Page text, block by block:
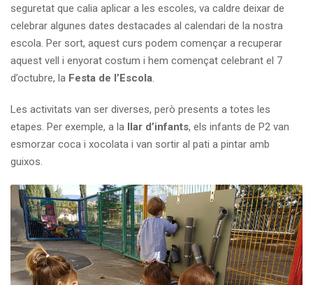
seguretat que calia aplicar a les escoles, va caldre deixar de
celebrar algunes dates destacades al calendari de la nostra
escola. Per sort, aquest curs podem començar a recuperar
aquest vell i enyorat costum i hem començat celebrant el 7
d’octubre, la Festa de l’Escola
Les activitats van ser diverses, però presents a totes les
etapes. Per exemple, a la llar d’infants, els infants de P2 van
esmorzar coca i xocolata i van sortir al pati a pintar amb
guixos.